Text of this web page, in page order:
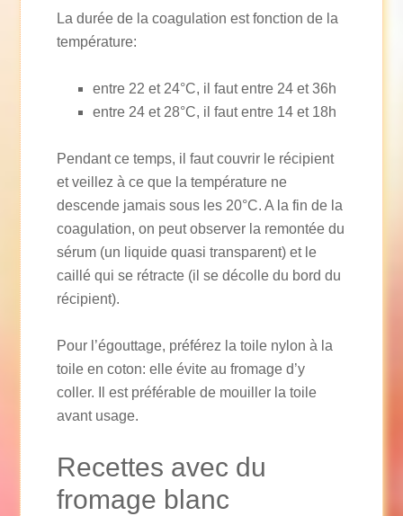
La durée de la coagulation est fonction de la
température:
entre 22 et 24°C, il faut entre 24 et 36h
entre 24 et 28°C, il faut entre 14 et 18h
Pendant ce temps, il faut couvrir le récipient
et veillez à ce que la température ne
descende jamais sous les 20°C. A la fin de la
coagulation, on peut observer la remontée du
sérum (un liquide quasi transparent) et le
caillé qui se rétracte (il se décolle du bord du
récipient).
Pour l’égouttage, préférez la toile nylon à la
toile en coton: elle évite au fromage d’y
coller. Il est préférable de mouiller la toile
avant usage.
Recettes avec du
fromage blanc